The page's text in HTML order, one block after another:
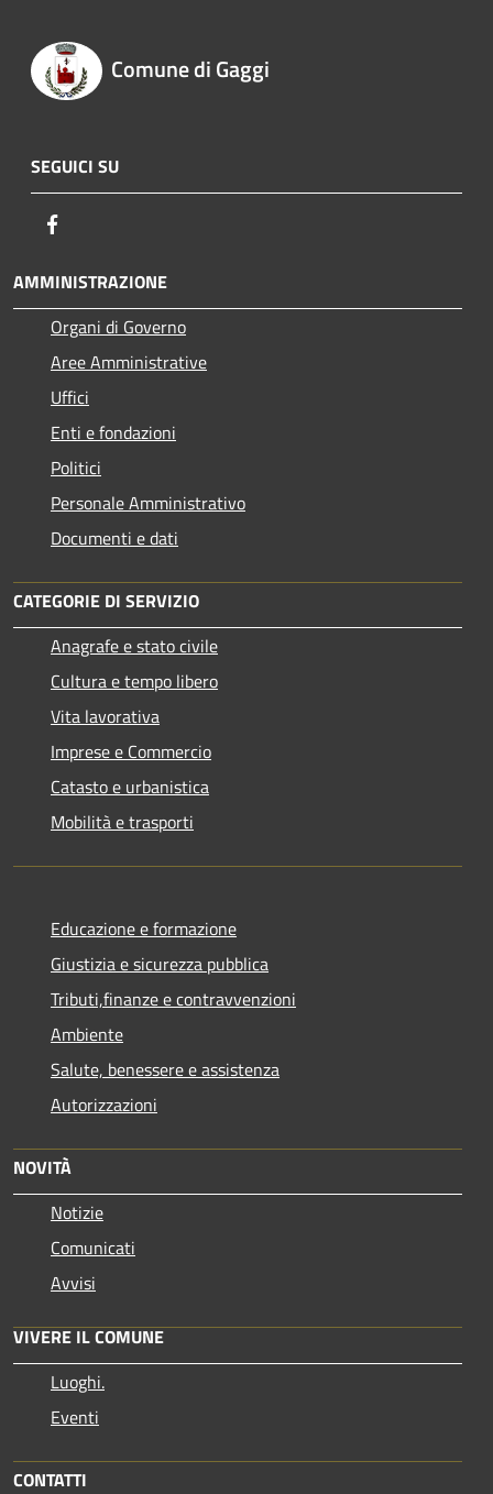
Comune di Gaggi
SEGUICI SU
AMMINISTRAZIONE
Organi di Governo
Aree Amministrative
Uffici
Enti e fondazioni
Politici
Personale Amministrativo
Documenti e dati
CATEGORIE DI SERVIZIO
Anagrafe e stato civile
Cultura e tempo libero
Vita lavorativa
Imprese e Commercio
Catasto e urbanistica
Mobilità e trasporti
Educazione e formazione
Giustizia e sicurezza pubblica
Tributi,finanze e contravvenzioni
Ambiente
Salute, benessere e assistenza
Autorizzazioni
NOVITÀ
Notizie
Comunicati
Avvisi
VIVERE IL COMUNE
Luoghi.
Eventi
CONTATTI